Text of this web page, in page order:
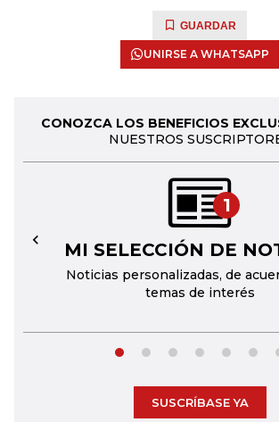
GUARDAR
UNIRSE A WHATSAPP
CONOZCA LOS BENEFICIOS
NUESTROS
1
MI SELECCIÓN DE
Noticias personalizadas, de
temas de interés
←
SUSCRÍBASE YA